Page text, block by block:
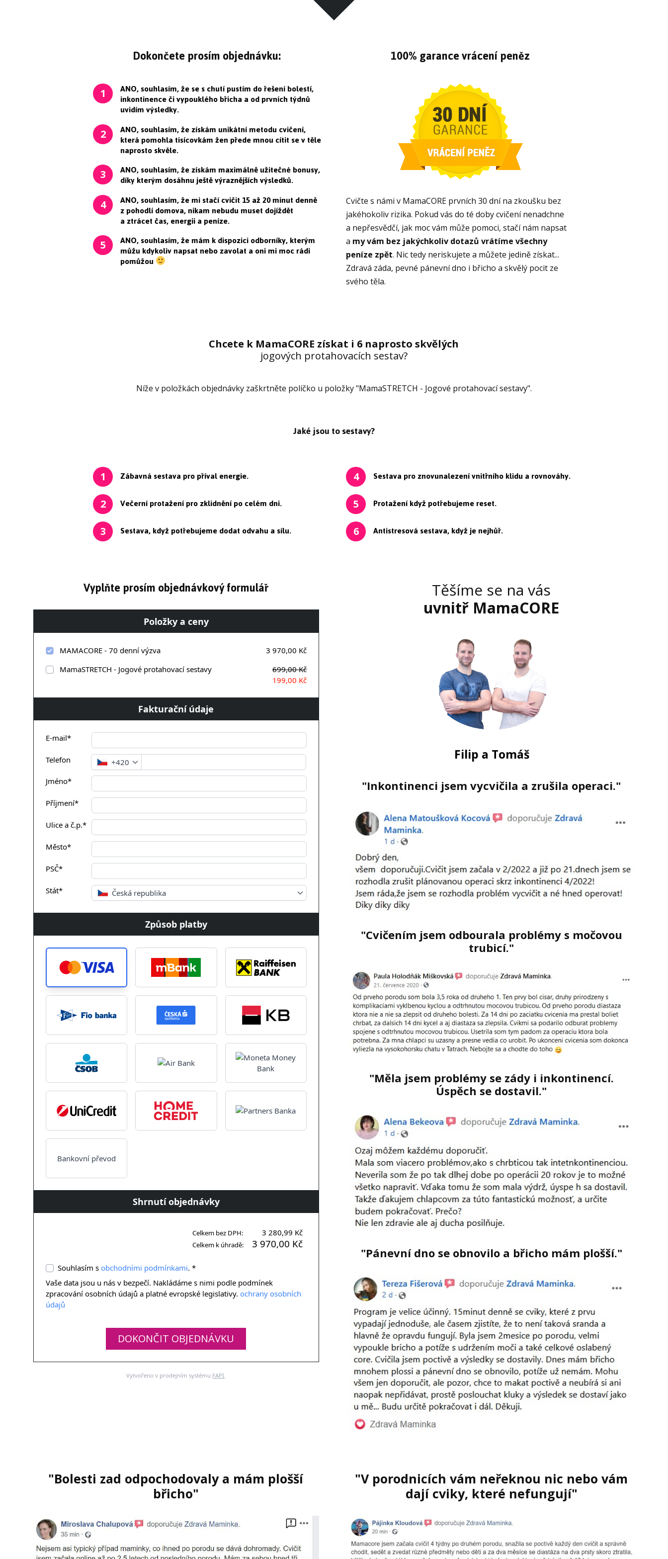
Dokončete prosím objednávku:
1 ANO, souhlasím, že se s chutí pustím do řešení bolestí,
inkontinence či vypouklého břicha a od prvních týdnů
uvidím výsledky.
2 ANO, souhlasím, že získám unikátní metodu cvičení,
která pomohla tisícovkám žen přede mnou cítit se v těle
naprosto skvěle.
3 ANO, souhlasím, že získám maximálně užitečné bonusy,
díky kterým dosáhnu ještě výraznějších výsledků.
4 ANO, souhlasím, že mi stačí cvičit 15 až 20 minut denně
z pohodlí domova, nikam nebudu muset dojíždět
a ztrácet čas, energii a peníze.
5 ANO, souhlasím, že mám k dispozici odborníky, kterým
můžu kdykoliv napsat nebo zavolat a oni mi moc rádi
pomůžou
100% garance vrácení peněz
Cvičte s námi v MamaCORE prvních 30 dní na zkoušku bez
jakéhokoliv rizika. Pokud vás do té doby cvičení nenadchne
a nepřesvědčí, jak moc vám může pomoci, stačí nám napsat
a my vám bez jakýchkoliv dotazů vrátíme všechny
peníze zpět. Nic tedy neriskujete a můžete jedině získat...
Zdravá záda, pevné pánevní dno i břicho a skvělý pocit ze
svého těla.
Chcete k MamaCORE získat i 6 naprosto skvělých
jogových protahovacích sestav?
Níže v položkách objednávky zaškrtněte políčko u položky "MamaSTRETCH - Jogové protahovací sestavy".
Jaké jsou to sestavy?
1 Zábavná sestava pro příval energie.
2 Večerní protažení pro zklidnění po celém dni.
3 Sestava, když potřebujeme dodat odvahu a sílu.
4 Sestava pro znovunalezení vnitřního klidu a rovnováhy.
5 Protažení když potřebujeme reset.
6 Antistresová sestava, když je nejhůř.
Vyplňte prosím objednávkový formulář
Položky a ceny
MAMACORE - 70 denní výzva
3 970,00 Kč
MamaSTRETCH - Jogové protahovací sestavy
699,00 Kč
199,00 Kč
Fakturační údaje
E-mail*
Telefon
+420
Jméno*
Příjmení*
Ulice a č.p.*
Město*
PSČ*
Stát* Česká republika
Způsob platby
Bankovní převod
Shrnutí objednávky
Celkem bez DPH: 3 280,99 Kč
Celkem k úhradě: 3 970,00 Kč
Souhlasím sobchodními podmínkami. *
Vaše data jsou u nás v bezpečí. Nakládáme s nimi podle podmínek
zpracování osobních údajů a platné evropské legislativy.ochrany osobních
údajů
DOKONČIT OBJEDNÁVKU
Vytvořeno v prodejním systému FAPI.
Těšíme se na vás
uvnitř MamaCORE
Filip a Tomáš
"Inkontinenci jsem vycvičila a zrušila operaci."
"Cvičením jsem odbourala problémy s močovou
trubicí."
"Měla jsem problémy se zády i inkontinencí.
Úspěch se dostavil."
"Pánevní dno se obnovilo a břicho mám plošší."
"Bolesti zad odpochodovaly a mám plošší
břicho"
"V porodnicích vám neřeknou nic nebo vám
dají cviky, které nefungují"